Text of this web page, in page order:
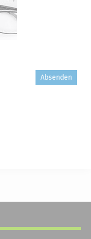
Absenden